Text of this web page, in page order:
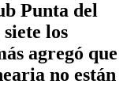
Punta del
los
agregó que
no están